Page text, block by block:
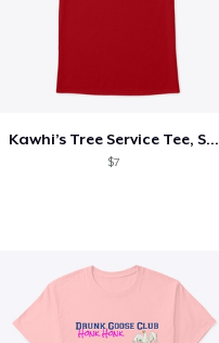
Kawhi’s Tree Service Tee, Shirts, Mug
$7